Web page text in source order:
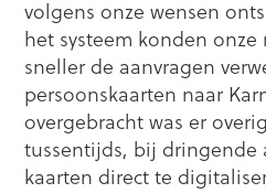
volgens onze wensen
het systeem konden onze
sneller de aanvragen
persoonskaarten naar
overgebracht was er
tussentijds, bij dringende
kaarten direct te